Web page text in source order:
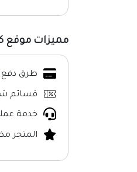
مميزات موقع
طرق دفع
قسائم
خدمة
المتجر